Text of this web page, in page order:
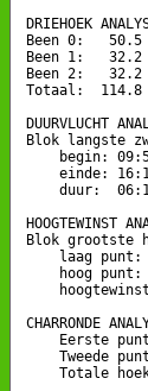
DRIEHOEK
Been 0:   50.5
Been 1:   32.2
Been 2:   32.2
Totaal:  114.8
DUURVLUCHT
Blok langste
begin:
einde:
duur:
HOOGTEWINST
Blok grootste
laag punt:
hoog punt:
CHARRONDE
Eerste
Tweede
Totale